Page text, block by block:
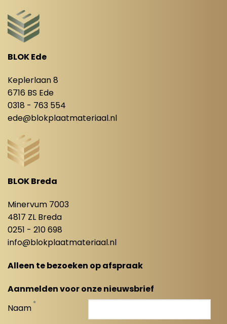
BLOK Ede
Keplerlaan 8
6716 BS Ede
0318 - 763 554
ede@blokplaatmateriaal.nl
BLOK Breda
Minervum 7003
4817 ZL Breda
0251 - 210 698
info@blokplaatmateriaal.nl
Alleen te bezoeken op afspraak
Aanmelden voor onze nieuwsbrief
Naam *